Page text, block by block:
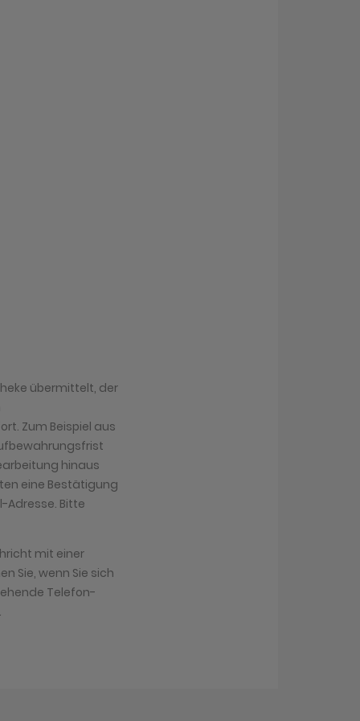
übermittelt, der
Zum Beispiel aus
hinaus
eine Bestätigung
Adresse. Bitte
mit einer
Sie, wenn Sie sich
Telefon-